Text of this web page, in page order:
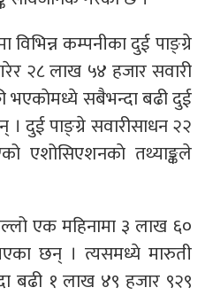
विभिन्न कम्पनीका दुई पाङ्ग्रे
२८ लाख ५४ हजार सवारी
भएकाेमध्ये सबैभन्दा बढी दुई
। दुई पाङ्ग्रे सवारीसाधन २२
एशोसिएशनकाे तथ्याङ्कले
एक महिनामा ३ लाख ६०
छन् । त्यसमध्ये मारुती
बढी १ लाख ४९ हजार ९२९